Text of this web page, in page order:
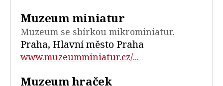
Muzeum miniatur
Muzeum se sbírkou mikrominiatur.
Praha, Hlavní město Praha
www.muzeumminiatur.cz/...
Muzeum hraček